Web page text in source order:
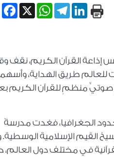
X
WhatsApp
TelegramLinkedIn
القرآن الكريم، نقف
للعالم طريق الهداية،
منظمٍ للقرآن الكريم
الجغرافيا، فغدت مدرسةً
القيم الإسلامية
في مختلف دول